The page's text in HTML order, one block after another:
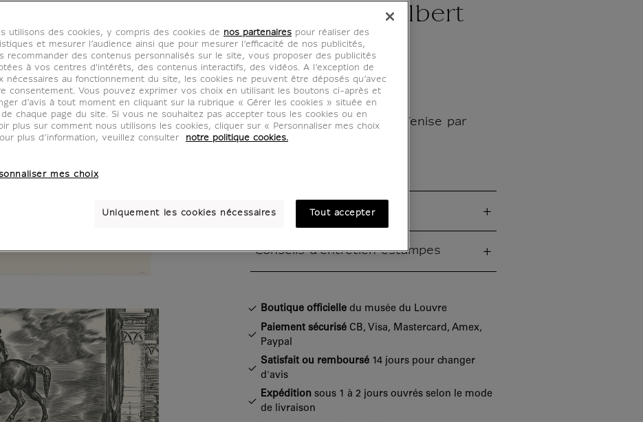
of Venise - Albert
Decaris
KM006982
Estampe du Colleone de Venise par
Albert Decaris.
Caractéristiques
Section fermée
Conseils d'entretien estampes
Boutique officielle du musée du Louvre
Paiement sécurisé CB, Visa, Mastercard, Amex,
Paypal
Satisfait ou remboursé 14 jours pour changer
d'avis
Expédition sous 1 à 2 jours ouvrés selon le mode
de livraison
utilisons des cookies, y compris des cookies de nos partenaires pour réaliser des
et mesurer l’audience ainsi que pour mesurer l’efficacité de nos publicités,
recommander des contenus personnalisés sur le site, vous proposer des publicités
à vos centres d'intérêts, des contenus interactifs, des vidéos. A l’exception de
nécessaires au fonctionnement du site, les cookies ne peuvent être déposés qu’avec
consentement. Vous pouvez exprimer vos choix en utilisant les boutons ci-après et
d’avis à tout moment en cliquant sur la rubrique « Gérer les cookies » située en
de chaque page du site. Si vous ne souhaitez pas accepter tous les cookies ou en
plus sur comment nous utilisons les cookies, cliquer sur « Personnaliser mes choix
plus d’information, veuillez consulter
notre politique cookies.
mes choix
Uniquement les cookies nécessaires Tout accepter